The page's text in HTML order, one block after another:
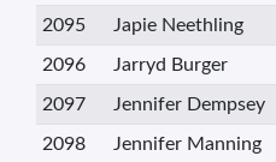
2095 Japie Neethling
2096 Jarryd Burger
2097 Jennifer Dempsey
2098 Jennifer Manning